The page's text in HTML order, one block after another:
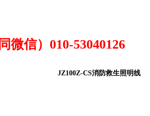
同微信）010-53040126
JZ100Z-CS消防救生照明线